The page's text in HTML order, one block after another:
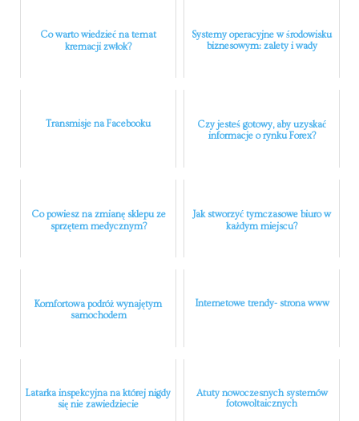
Co warto wiedzieć na temat
kremacji zwłok?
Systemy operacyjne w środowisku
biznesowym: zalety i wady
Transmisje na Facebooku
Czy jesteś gotowy, aby uzyskać
informacje o rynku Forex?
Co powiesz na zmianę sklepu ze
sprzętem medycznym?
Jak stworzyć tymczasowe biuro w
każdym miejscu?
Komfortowa podróż wynajętym
samochodem
Internetowe trendy- strona www
Latarka inspekcyjna na której nigdy
się nie zawiedziecie
Atuty nowoczesnych systemów
fotowoltaicznych